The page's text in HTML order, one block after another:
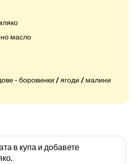
масло
- боровинки / ягоди / малини
в купа и добавете